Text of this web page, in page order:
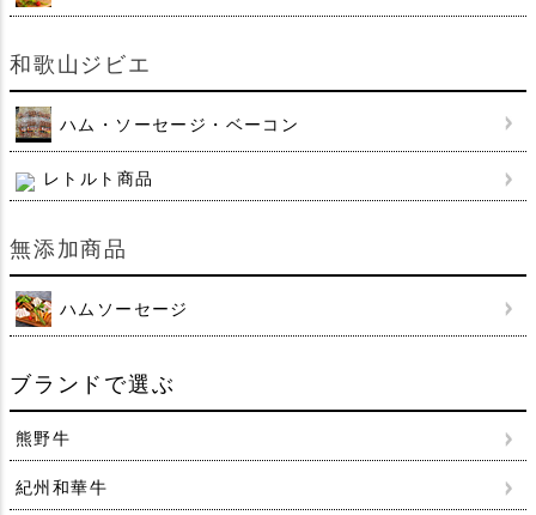
和歌山ジビエ
ハム・ソーセージ・ベーコン
レトルト商品
無添加商品
ハムソーセージ
ブランドで選ぶ
熊野牛
紀州和華牛